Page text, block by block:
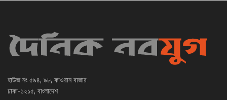
হাউজ নং ৫৯৪, ৯৮, কাওরান বাজার
ঢাকা-১২১৫, বাংলাদেশ